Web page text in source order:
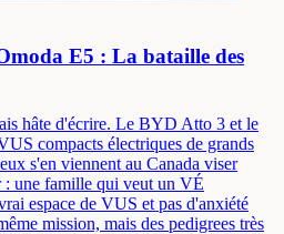
E5 : La bataille des
hâte d'écrire. Le BYD Atto 3 et le
compacts électriques de grands
s'en viennent au Canada viser
: une famille qui veut un VÉ
espace de VUS et pas d'anxiété
mission, mais des pedigrees très